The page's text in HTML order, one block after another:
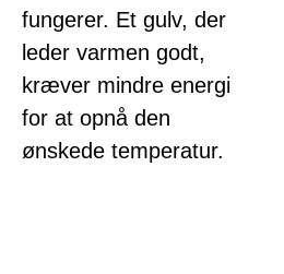
fungerer. Et gulv, der
leder varmen godt,
kræver mindre energi
for at opnå den
ønskede temperatur.